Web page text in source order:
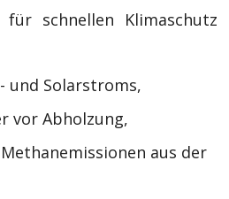
schnellen Klimaschutz
und Solarstroms,
vor Abholzung,
aus der